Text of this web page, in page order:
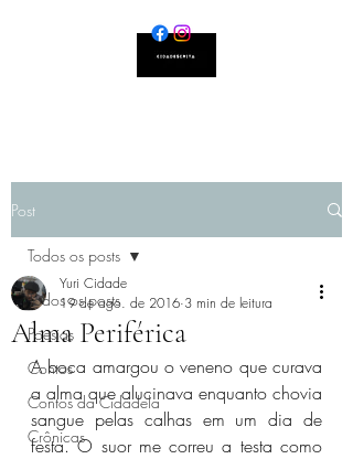
Post
Todos os posts
Poesias
Contos
Contos da Cidadela
Crônicas
Todos os posts
Alma Periférica
Yuri Cidade
19 de ago. de 2016 3 min de leitura
A boca amargou o veneno que curava
a alma que alucinava enquanto chovia
sangue pelas calhas em um dia de
festa. O suor me correu a testa como